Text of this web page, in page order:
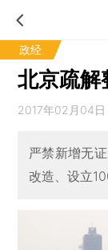
政经
北京疏
2017年02月04日
严禁新增无
改造、设立